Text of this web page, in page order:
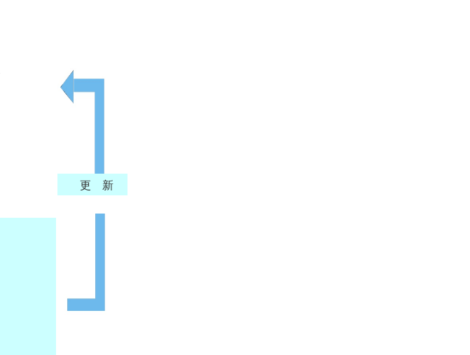
更 新